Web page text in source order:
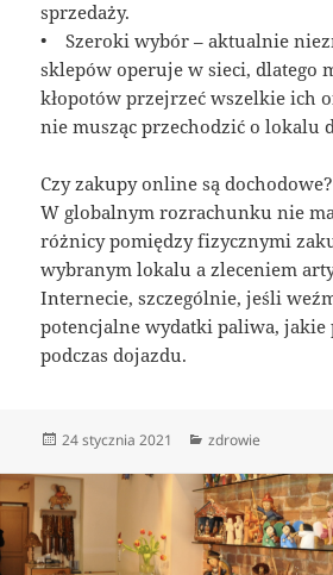
sprzedaży.
• Szeroki wybór – aktualnie
sklepów operuje w sieci, dlatego
kłopotów przejrzeć wszelkie ich
nie musząc przechodzić o lokalu
Czy zakupy online są dochodowe?
W globalnym rozrachunku nie
różnicy pomiędzy fizycznymi
wybranym lokalu a zleceniem
Internecie, szczególnie, jeśli
potencjalne wydatki paliwa, jakie
podczas dojazdu.
Data
24 stycznia 2021 Kategorie
zdrowie